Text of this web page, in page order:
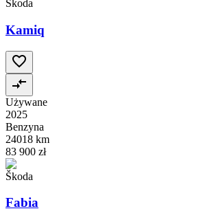
Škoda
Kamiq
Używane
2025
Benzyna
24018 km
83 900 zł
Škoda
Fabia